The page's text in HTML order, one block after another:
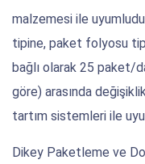
malzemesi ile
tipine, paket folyosu
bağlı olarak 25 paket/
göre) arasında
tartım sistemleri ile
Dikey Paketleme ve